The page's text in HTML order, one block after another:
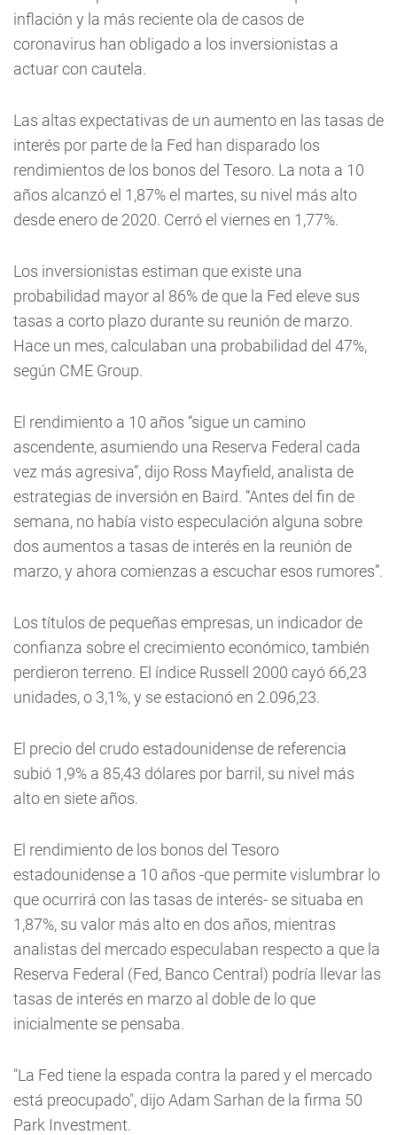
inflación y la más reciente ola de casos de
coronavirus han obligado a los inversionistas a
actuar con cautela.
Las altas expectativas de un aumento en las tasas de
interés por parte de la Fed han disparado los
rendimientos de los bonos del Tesoro. La nota a 10
años alcanzó el 1,87% el martes, su nivel más alto
desde enero de 2020. Cerró el viernes en 1,77%.
Los inversionistas estiman que existe una
probabilidad mayor al 86% de que la Fed eleve sus
tasas a corto plazo durante su reunión de marzo.
Hace un mes, calculaban una probabilidad del 47%,
según CME Group.
El rendimiento a 10 años “sigue un camino
ascendente, asumiendo una Reserva Federal cada
vez más agresiva”, dijo Ross Mayfield, analista de
estrategias de inversión en Baird. “Antes del fin de
semana, no había visto especulación alguna sobre
dos aumentos a tasas de interés en la reunión de
marzo, y ahora comienzas a escuchar esos rumores”.
Los títulos de pequeñas empresas, un indicador de
confianza sobre el crecimiento económico, también
perdieron terreno. El índice Russell 2000 cayó 66,23
unidades, o 3,1%, y se estacionó en 2.096,23.
El precio del crudo estadounidense de referencia
subió 1,9% a 85,43 dólares por barril, su nivel más
alto en siete años.
El rendimiento de los bonos del Tesoro
estadounidense a 10 años -que permite vislumbrar lo
que ocurrirá con las tasas de interés- se situaba en
1,87%, su valor más alto en dos años, mientras
analistas del mercado especulaban respecto a que la
Reserva Federal (Fed, Banco Central) podría llevar las
tasas de interés en marzo al doble de lo que
inicialmente se pensaba.
"La Fed tiene la espada contra la pared y el mercado
está preocupado", dijo Adam Sarhan de la firma 50
Park Investment.